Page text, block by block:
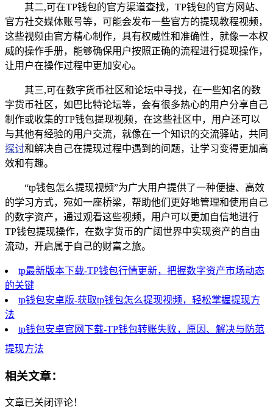
其二,可在TP钱包的官方渠道查找，TP钱包的官方网站、
官方社交媒体账号等，可能会发布一些官方的提现教程视频，
这些视频由官方精心制作，具有权威性和准确性，就像一本权
威的操作手册，能够确保用户按照正确的流程进行提现操作，
让用户在操作过程中更加安心。
其三,可在数字货币社区和论坛中寻找，在一些知名的数
字货币社区，如巴比特论坛等，会有很多热心的用户分享自己
制作或收集的TP钱包提现视频，在这些社区中，用户还可以
与其他有经验的用户交流，就像在一个知识的交流驿站，共同
探讨和解决自己在提现过程中遇到的问题，让学习变得更加高
效和有趣。
“tp钱包怎么提现视频”为广大用户提供了一种便捷、高效
的学习方式，宛如一座桥梁，帮助他们更好地管理和使用自己
的数字资产，通过观看这些视频，用户可以更加自信地进行
TP钱包提现操作，在数字货币的广阔世界中实现资产的自由
流动，开启属于自己的财富之旅。
tp最新版本下载-TP钱包行情更新，把握数字资产市场动态
的关键
tp钱包安卓版-获取tp钱包怎么提现视频，轻松掌握提现方
法
tp钱包安卓官网下载-TP钱包转账失败，原因、解决与防范
提现方法
相关文章：
文章已关闭评论！